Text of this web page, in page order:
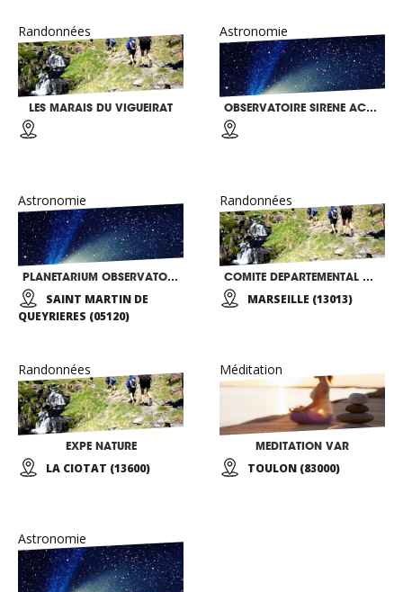
Randonnées
LES MARAIS DU VIGUEIRAT
Astronomie
OBSERVATOIRE SIRENE ACCÉS HANDI
Astronomie
PLANETARIUM OBSERVATOIRE D’ASTRONOMIE DE BRIANCON LES ECRINS
SAINT MARTIN DE
QUEYRIERES (05120)
Randonnées
COMITE DEPARTEMENTAL DE SPORT ADAPTE
MARSEILLE (13013)
Randonnées
EXPE NATURE
LA CIOTAT (13600)
Méditation
MEDITATION VAR
TOULON (83000)
Astronomie